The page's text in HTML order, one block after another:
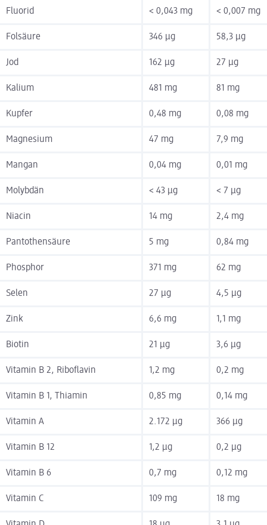
Fluorid < 0,043 mg < 0,007 mg
Folsäure 346 µg 58,3 µg
Jod 162 µg 27 µg
Kalium 481 mg 81 mg
Kupfer 0,48 mg 0,08 mg
Magnesium 47 mg 7,9 mg
Mangan 0,04 mg 0,01 mg
Molybdän < 43 µg < 7 µg
Niacin 14 mg 2,4 mg
Pantothensäure 5 mg 0,84 mg
Phosphor 371 mg 62 mg
Selen 27 µg 4,5 µg
Zink 6,6 mg 1,1 mg
Biotin 21 µg 3,6 µg
Vitamin B 2, Riboflavin 1,2 mg 0,2 mg
Vitamin B 1, Thiamin 0,85 mg 0,14 mg
Vitamin A 2.172 µg 366 µg
Vitamin B 12 1,2 µg 0,2 µg
Vitamin B 6 0,7 mg 0,12 mg
Vitamin C 109 mg 18 mg